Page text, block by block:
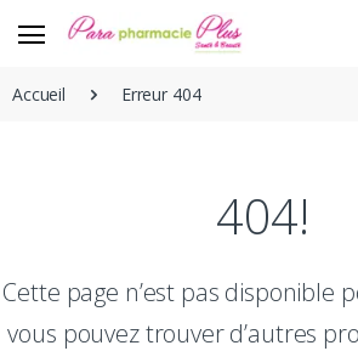
Accueil Erreur 404
404!
Cette page n’est pas disponible
vous pouvez trouver d’autres